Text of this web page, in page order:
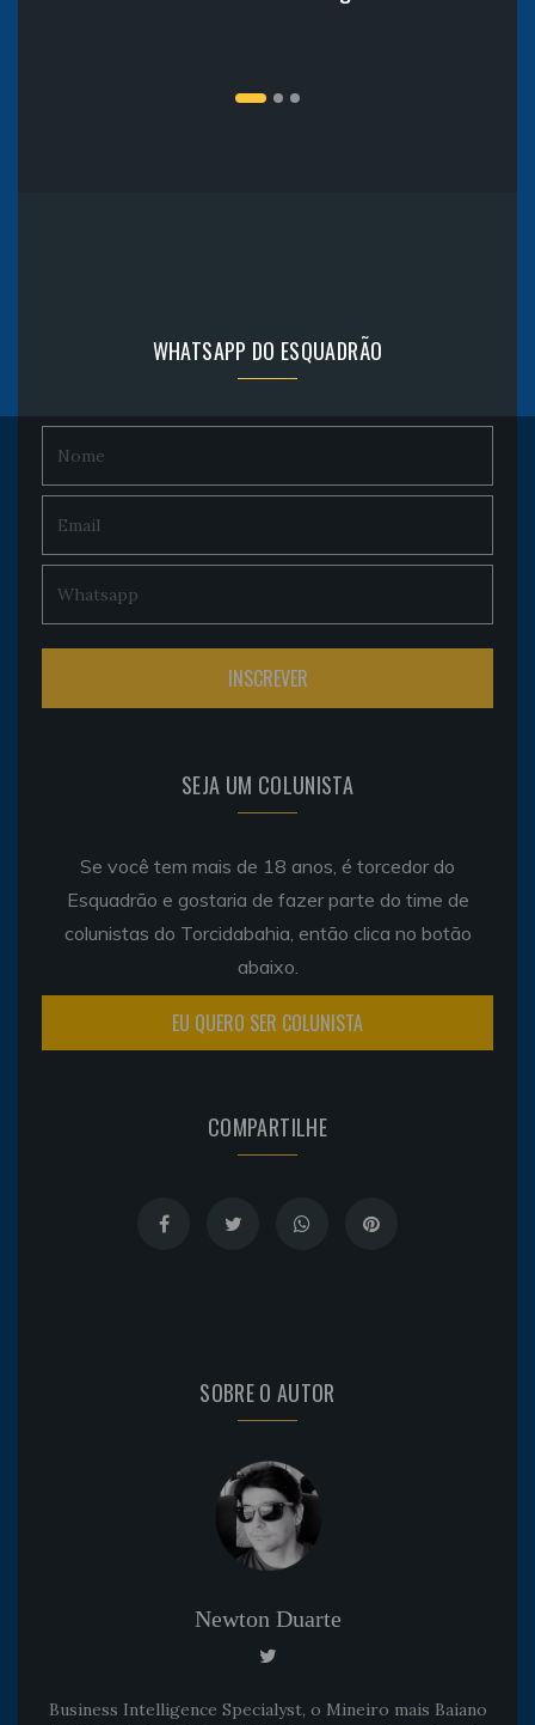
WHATSAPP DO ESQUADRÃO
SEJA UM COLUNISTA
Se você tem mais de 18 anos, é torcedor do
Esquadrão e gostaria de fazer parte do time de
colunistas do Torcidabahia, então clica no botão
abaixo.
EU QUERO SER COLUNISTA
COMPARTILHE
SOBRE O AUTOR
Newton Duarte
Business Intelligence Specialyst, o Mineiro mais Baiano